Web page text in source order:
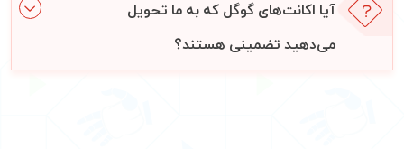
آیا اکانت‌های گوگل که به ما تحویل
می‌دهید تضمینی هستند؟